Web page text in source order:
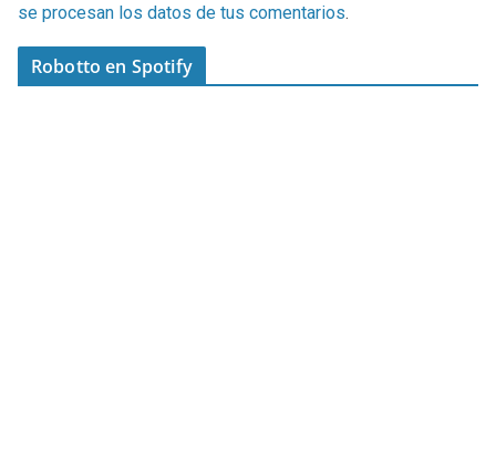
se procesan los datos de tus comentarios.
Robotto en Spotify